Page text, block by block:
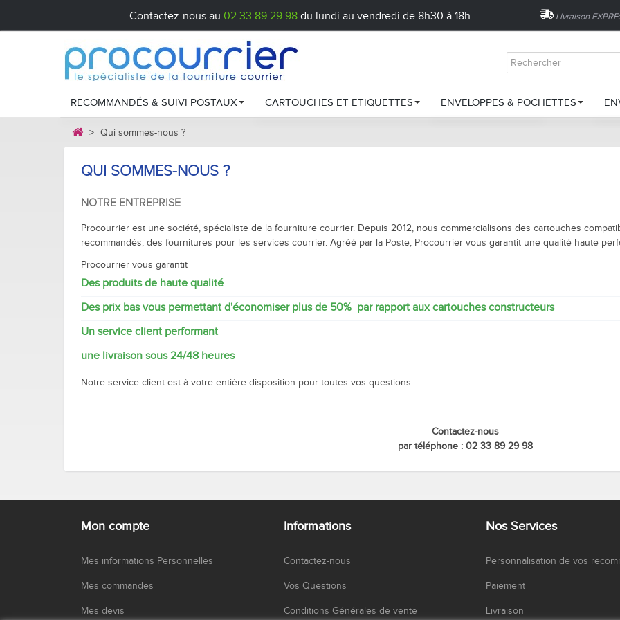
Contactez-nous au 02 33 89 29 98 du lundi au vendredi de 8h30 à 18h Livraison
RECOMMANDÉS & SUIVI POSTAUX
Recommandés postaux
Liasses Colissimo
Chronopost
39,90 €
Comment choisir vos recommandés ?
CARTOUCHES ET ETIQUETTES
Cartouches pour Neopost/Quadient
Étiquettes d'affranchissement
ENVELOPPES & POCHETTES
Enveloppes sécurisées
Emballage écologique
> Qui sommes-nous ?
QUI SOMMES-NOUS ?
NOTRE ENTREPRISE
Procourrier est une société, spécialiste de la fourniture courrier. Depuis 2012, nous commercialisons des cartouches
recommandés, des fournitures pour les services courrier. Agréé par la Poste, Procourrier vous garantit une qualité haute
Procourrier vous garantit
Des produits de haute qualité
Des prix bas vous permettant d'économiser plus de 50% par rapport aux cartouches constructeurs
Un service client performant
une livraison sous 24/48 heures
Notre service client est à votre entière disposition pour toutes vos questions.
Contactez-nous
par téléphone : 02 33 89 29 98
Mon compte
Mes informations Personnelles
Mes commandes
Mes devis
Informations
Contactez-nous
Vos Questions
Conditions Générales de vente
Nos Services
Personnalisation de vos
Paiement
Livraison